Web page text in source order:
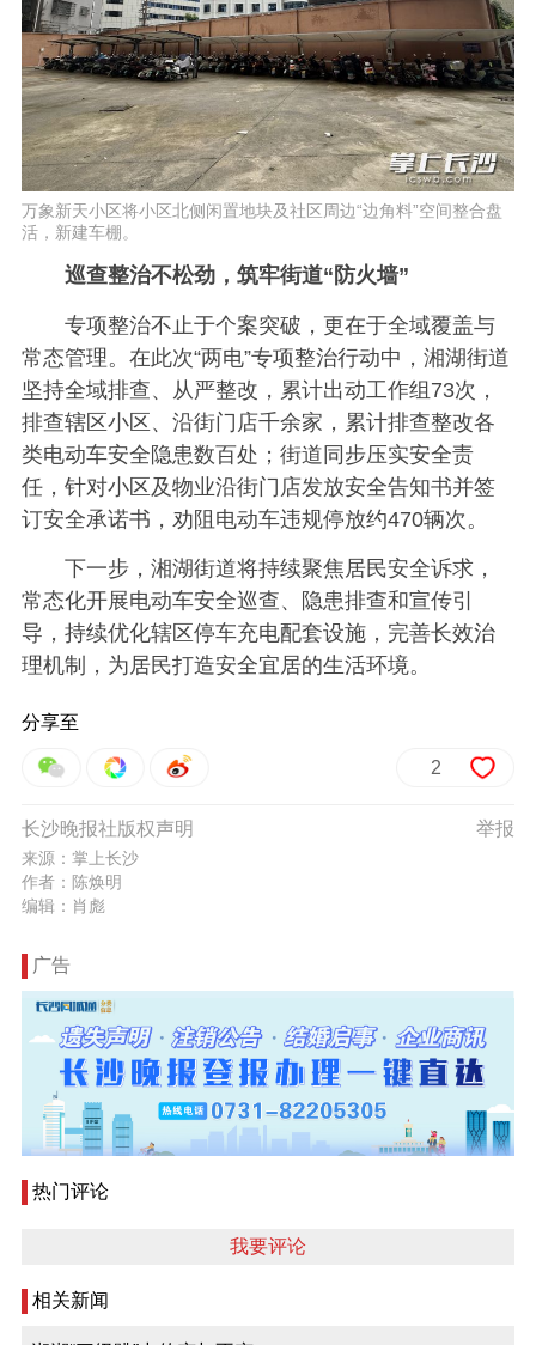
万象新天小区将小区北侧闲置地块及社区周边“边角料”空间整合盘
活，新建车棚。
巡查整治不松劲，筑牢街道“防火墙”
专项整治不止于个案突破，更在于全域覆盖与
常态管理。在此次“两电”专项整治行动中，湘湖街道
坚持全域排查、从严整改，累计出动工作组73次，
排查辖区小区、沿街门店千余家，累计排查整改各
类电动车安全隐患数百处；街道同步压实安全责
任，针对小区及物业沿街门店发放安全告知书并签
订安全承诺书，劝阻电动车违规停放约470辆次。
下一步，湘湖街道将持续聚焦居民安全诉求，
常态化开展电动车安全巡查、隐患排查和宣传引
导，持续优化辖区停车充电配套设施，完善长效治
理机制，为居民打造安全宜居的生活环境。
分享至
2
举报
长沙晚报社版权声明
来源：掌上长沙
作者：陈焕明
编辑：肖彪
广告
热门评论
我要评论
相关新闻